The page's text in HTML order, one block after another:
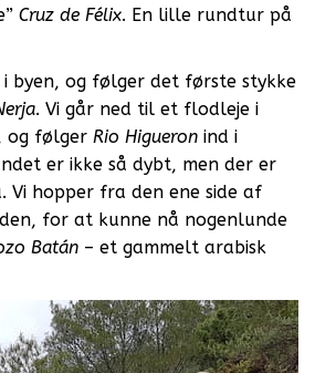
Cruz de Félix. En lille rundtur på
byen, og følger det første stykke
. Vi går ned til et flodleje i
og følger Rio Higueron ind i
er ikke så dybt, men der er
Vi hopper fra den ene side af
for at kunne nå nogenlunde
Batán – et gammelt arabisk